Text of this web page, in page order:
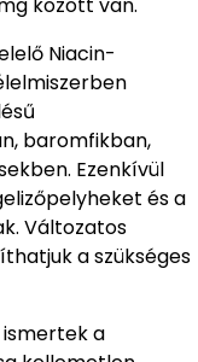
között van.
Niacin-
baromfikban,
Ezenkívül
és a
Változatos
a szükséges
a